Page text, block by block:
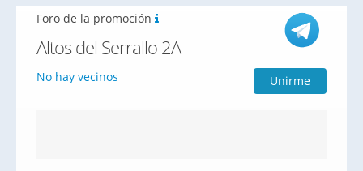
Foro de la promoción
Altos del Serrallo 2A
No hay vecinos Unirme